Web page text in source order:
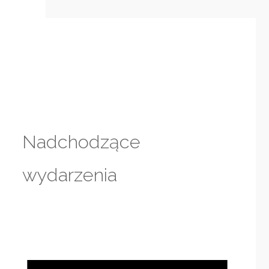
Nadchodzące
wydarzenia